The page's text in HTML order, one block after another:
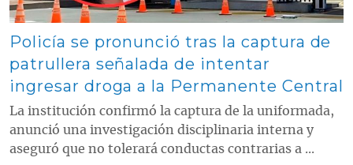
Policía se pronunció tras la captura de
patrullera señalada de intentar
ingresar droga a la Permanente Central
La institución confirmó la captura de la uniformada,
anunció una investigación disciplinaria interna y
aseguró que no tolerará conductas contrarias a ...